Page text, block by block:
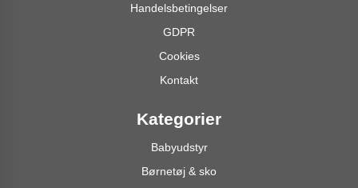
Handelsbetingelser
GDPR
Cookies
Kontakt
Kategorier
Babyudstyr
Børnetøj & sko